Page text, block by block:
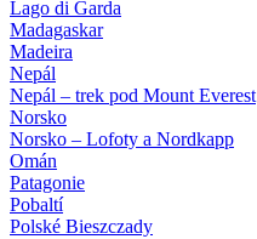
Lago di Garda
Madagaskar
Madeira
Nepál
Nepál – trek pod Mount Everest
Norsko
Norsko – Lofoty a Nordkapp
Omán
Patagonie
Pobaltí
Polské Bieszczady